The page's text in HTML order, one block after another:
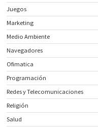
Juegos
Marketing
Medio Ambiente
Navegadores
Ofimatica
Programación
Redes y Telecomunicaciones
Religión
Salud